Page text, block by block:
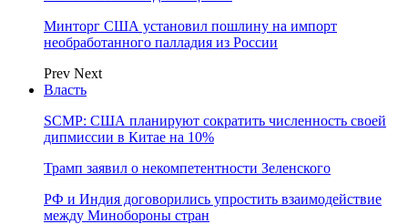
Минторг США установил пошлину на импорт
необработанного палладия из России
Prev Next
Власть
SCMP: США планируют сократить численность своей
дипмиссии в Китае на 10%
Трамп заявил о некомпетентности Зеленского
РФ и Индия договорились упростить взаимодействие
между Минобороны стран